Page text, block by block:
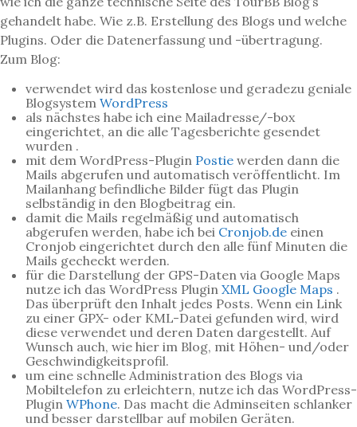
gehandelt habe. Wie z.B. Erstellung des Blogs und welche
Plugins. Oder die Datenerfassung und -übertragung.
Zum Blog:
verwendet wird das kostenlose und geradezu geniale
Blogsystem WordPress
als nächstes habe ich eine Mailadresse/-box
eingerichtet, an die alle Tagesberichte gesendet
wurden .
mit dem WordPress-Plugin Postie werden dann die
Mails abgerufen und automatisch veröffentlicht. Im
Mailanhang befindliche Bilder fügt das Plugin
selbständig in den Blogbeitrag ein.
damit die Mails regelmäßig und automatisch
abgerufen werden, habe ich bei Cronjob.de einen
Cronjob eingerichtet durch den alle fünf Minuten die
Mails gecheckt werden.
für die Darstellung der GPS-Daten via Google Maps
nutze ich das WordPress Plugin XML Google Maps .
Das überprüft den Inhalt jedes Posts. Wenn ein Link
zu einer GPX- oder KML-Datei gefunden wird, wird
diese verwendet und deren Daten dargestellt. Auf
Wunsch auch, wie hier im Blog, mit Höhen- und/oder
Geschwindigkeitsprofil.
um eine schnelle Administration des Blogs via
Mobiltelefon zu erleichtern, nutze ich das WordPress-
Plugin WPhone. Das macht die Adminseiten schlanker
und besser darstellbar auf mobilen Geräten.